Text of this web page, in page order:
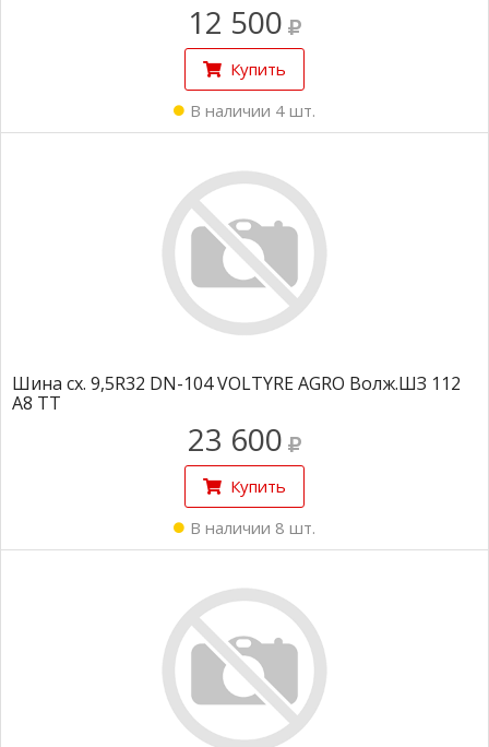
12 500
Купить
В наличии 4 шт.
Шина сх. 9,5R32 DN-104 VOLTYRE AGRO Волж.ШЗ 112
A8 TT
23 600
Купить
В наличии 8 шт.